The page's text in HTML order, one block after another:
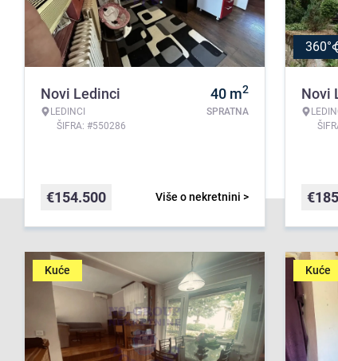
Novi Ledinci
LEDINCI
ŠIFRA: #550286
40 m2
SPRATNA
Više o nekretnini >
€154.500
360°
Novi
€
Kuće Kuće